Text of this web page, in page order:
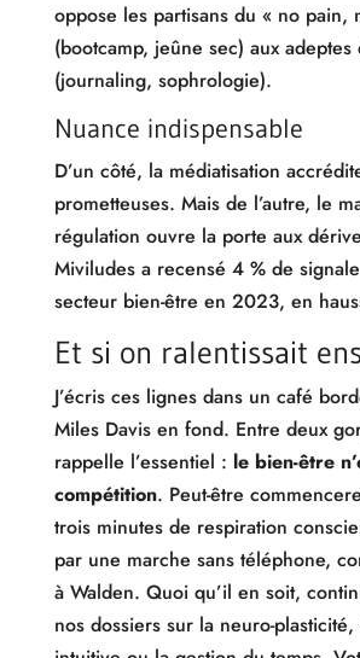
oppose les partisans du « no pain,
(bootcamp, jeûne sec) aux adeptes
(journaling, sophrologie).
Nuance indispensable
D’un côté, la médiatisation
prometteuses. Mais de l’autre, le
régulation ouvre la porte aux
Miviludes a recensé 4 % de
secteur bien-être en 2023, en
Et si on ralentissait
J’écris ces lignes dans un café
Miles Davis en fond. Entre deux
rappelle l’essentiel : le bien-être
compétition. Peut-être
trois minutes de respiration
par une marche sans téléphone,
à Walden. Quoi qu’il en soit,
nos dossiers sur la neuro-